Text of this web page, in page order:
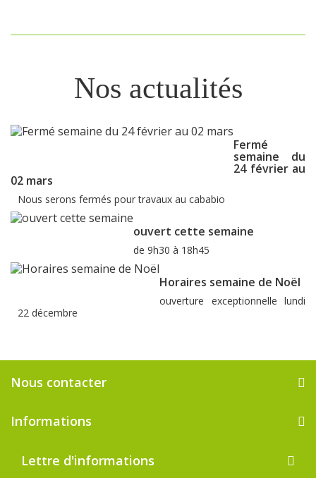
Nos actualités
Fermé
semaine du
24 février au
02 mars
Nous serons fermés pour travaux au cababio
ouvert cette semaine
de 9h30 à 18h45
Horaires semaine de Noël
ouverture exceptionnelle lundi
22 décembre
Nous contacter
Informations
Lettre d'informations